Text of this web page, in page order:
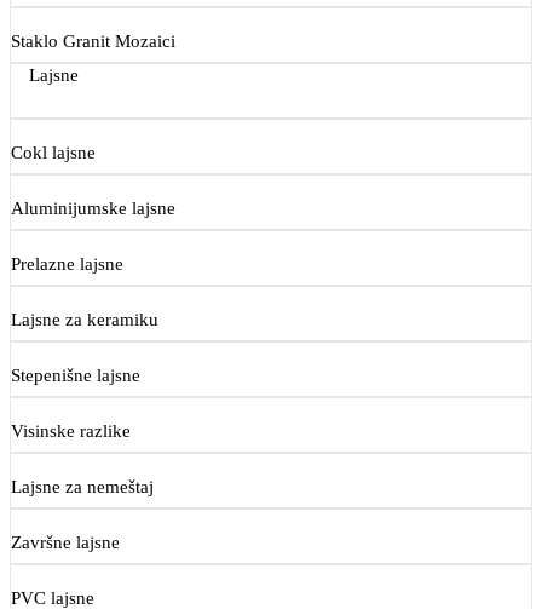
Staklo Granit Mozaici
Lajsne
Cokl lajsne
Aluminijumske lajsne
Prelazne lajsne
Lajsne za keramiku
Stepenišne lajsne
Visinske razlike
Lajsne za nemeštaj
Završne lajsne
PVC lajsne